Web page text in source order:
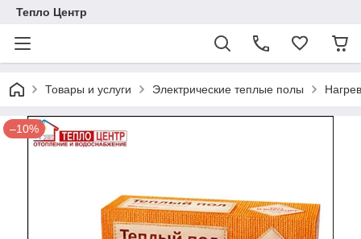
Тепло Центр
Товары и услуги Электрические теплые полы
–10%